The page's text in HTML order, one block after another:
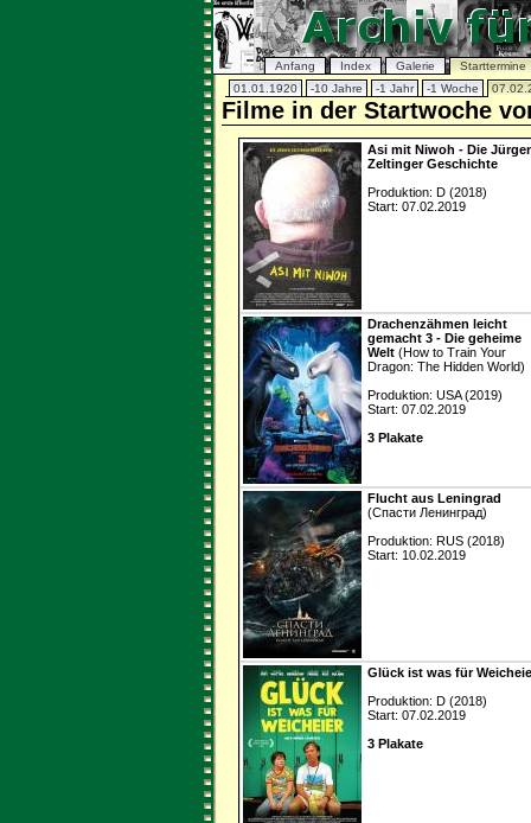
Anfang Index Galerie
Starttermine
01.01.1920
-10 Jahre -1 Jahr -1 Woche
Filme in der Startwoche
Asi mit Niwoh - Die
Zeltinger Geschichte
Produktion: D (2018)
Start: 07.02.2019
Drachenzähmen leicht
gemacht 3 - Die geheime
Welt (How to Train Your
Dragon: The Hidden World)
Produktion: USA (2019)
Start: 07.02.2019
3 Plakate
Flucht aus Leningrad
(Спасти Ленинград)
Produktion: RUS (2018)
Start: 10.02.2019
Glück ist was für
Produktion: D (2018)
Start: 07.02.2019
3 Plakate